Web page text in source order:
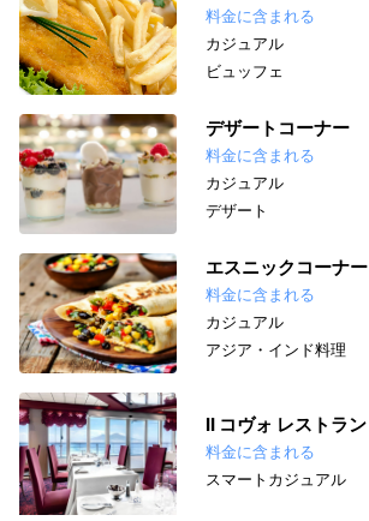
料金に含まれる
カジュアル
ビュッフェ
デザートコーナー
料金に含まれる
カジュアル
デザート
エスニックコーナー
料金に含まれる
カジュアル
アジア・インド料理
II コヴォ レストラン
料金に含まれる
スマートカジュアル